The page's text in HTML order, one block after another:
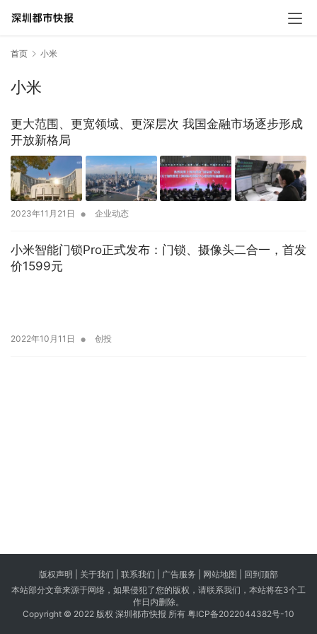
首页 小米
小米
更大范围、更宽领域、更深层次 我国金融市场逐步形成
开放新格局
2023年11月21日 • 企业动态
小米智能门锁Pro正式发布：门锁、摄像头二合一，首发
价1599元
2022年10月11日 • 创投
版权声明 | 关于我们 联系我们 | 广告服务 | 网站地图 | 回到顶部
本站部分文章来源于网络，如果侵犯了您的版权，请联系我们，本站将在3个工
作日内删除。
Copyright © 2022 版权 深圳都市快报 所有 粤ICP备2022044382号-10